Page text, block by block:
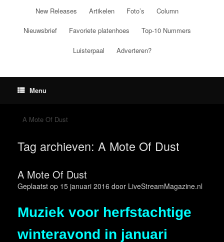
New Releases Artikelen Foto’s Column
Nieuwsbrief Favoriete platenhoes Top-10 Nummers
Luisterpaal Adverteren?
Menu
A Mote Of Dust
Tag archieven: A Mote Of Dust
A Mote Of Dust
Geplaatst op 15 januari 2016 door LiveStreamMagazine.nl
Muziek voor herfstachtige
winteravond in januari